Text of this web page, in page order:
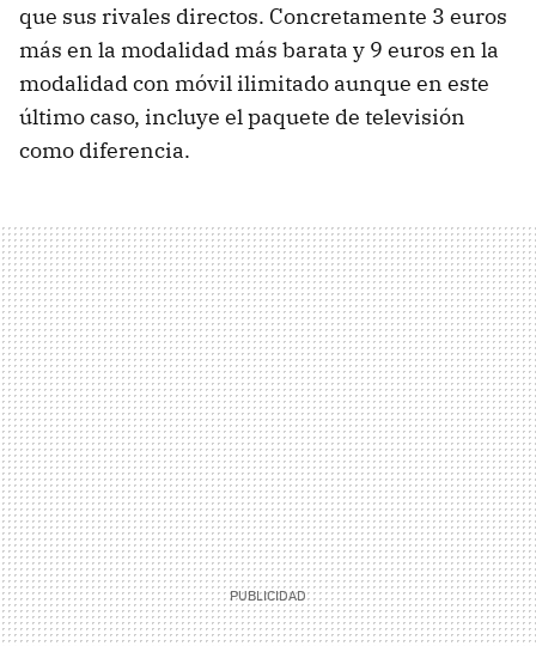
que sus rivales directos. Concretamente 3 euros
más en la modalidad más barata y 9 euros en la
modalidad con móvil ilimitado aunque en este
último caso, incluye el paquete de televisión
como diferencia.